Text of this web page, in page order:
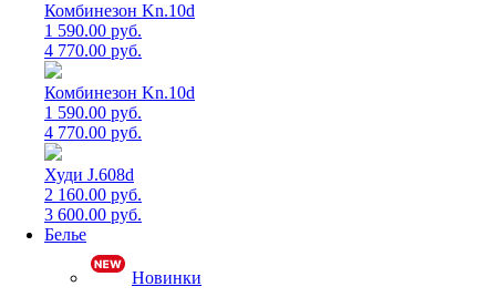
Комбинезон Kn.10d
1 590.00 руб.
4 770.00 руб.
Комбинезон Kn.10d
1 590.00 руб.
4 770.00 руб.
Худи J.608d
2 160.00 руб.
3 600.00 руб.
Белье
Новинки